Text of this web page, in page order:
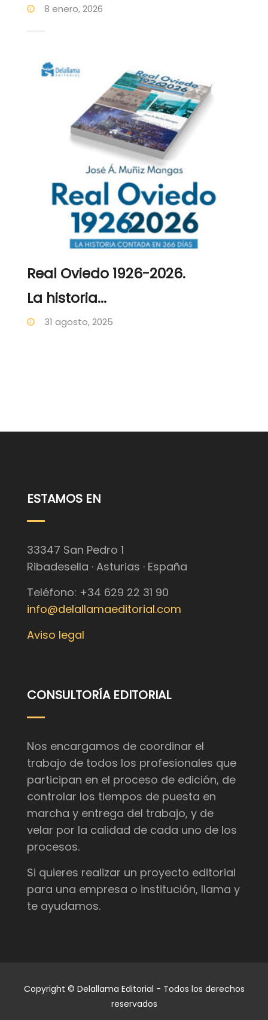
8 enero, 2026
Real Oviedo 1926-2026.
La historia...
31 agosto, 2025
ESTAMOS EN
33347 San Pedro 1
Ribadesella · Asturias · España
Teléfono: +34 629 22 31 90
info@delallamaeditorial.com
Aviso legal
CONSULTORÍA EDITORIAL
Nos encargamos de coordinar el
trabajo de todos los profesionales que
participan en el proceso de edición, de
controlar los tiempos de puesta en
marcha y entrega del trabajo, y de
velar por la calidad de cada uno de los
procesos.
Si quieres realizar un proyecto editorial
para una empresa o institución, llama y
te ayudamos.
Copyright © Delallama Editorial - Todos los derechos
reservados